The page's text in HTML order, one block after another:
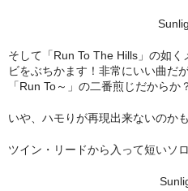
そして「Run To The Hills」の如
ビをぶちかます！非常にいい曲だ
「Run To～」の二番煎じだからか
いや、ハモりが再現出来ないのかも
ツイン・リードから入って短いソロ